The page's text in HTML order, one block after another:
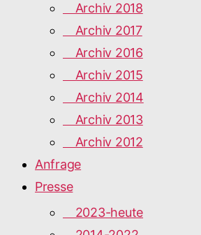
Archiv 2018
Archiv 2017
Archiv 2016
Archiv 2015
Archiv 2014
Archiv 2013
Archiv 2012
Anfrage
Presse
2023-heute